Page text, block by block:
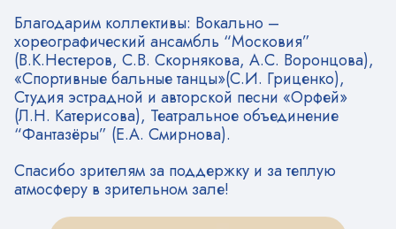
Благодарим коллективы: Вокально –
хореографический ансамбль “Московия”
(В.К.Нестеров, С.В. Скорнякова, А.С. Воронцова),
«Спортивные бальные танцы»(С.И. Гриценко),
Студия эстрадной и авторской песни «Орфей»
(Л.Н. Катерисова), Театральное объединение
“Фантазёры” (Е.А. Смирнова).
Спасибо зрителям за поддержку и за теплую
атмосферу в зрительном зале!